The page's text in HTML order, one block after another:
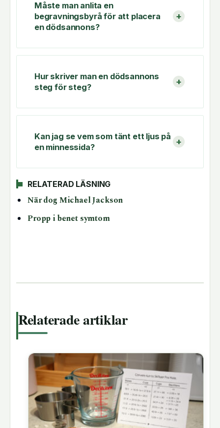
Måste man anlita en
begravningsbyrå för att placera
en dödsannons?
Hur skriver man en dödsannons
steg för steg?
Kan jag se vem som tänt ett ljus på
en minnessida?
RELATERAD LÄSNING
När dog Michael Jackson
Propp i benet symtom
Relaterade artiklar